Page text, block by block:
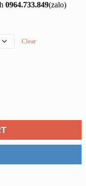
0964.733.849(zalo)
Clear